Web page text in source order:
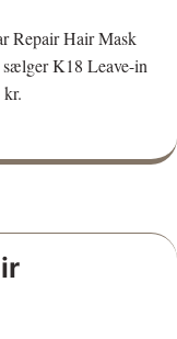
Repair Hair Mask
sælger K18 Leave-in